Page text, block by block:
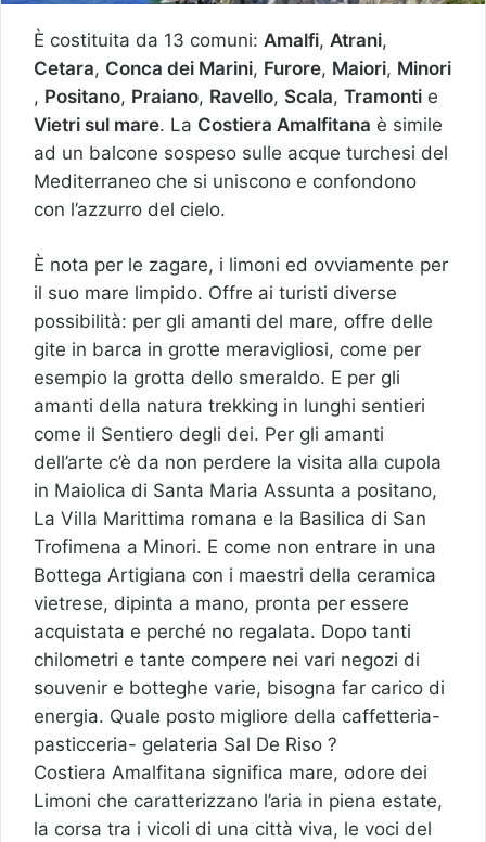
È costituita da 13 comuni: Amalfi, Atrani,
Cetara, Conca dei Marini, Furore, Maiori, Minori
, Positano, Praiano, Ravello, Scala, Tramonti e
Vietri sul mare. La Costiera Amalfitana è simile
ad un balcone sospeso sulle acque turchesi del
Mediterraneo che si uniscono e confondono
con l’azzurro del cielo.
È nota per le zagare, i limoni ed ovviamente per
il suo mare limpido. Offre ai turisti diverse
possibilità: per gli amanti del mare, offre delle
gite in barca in grotte meravigliosi, come per
esempio la grotta dello smeraldo. E per gli
amanti della natura trekking in lunghi sentieri
come il Sentiero degli dei. Per gli amanti
dell’arte c’è da non perdere la visita alla cupola
in Maiolica di Santa Maria Assunta a positano,
La Villa Marittima romana e la Basilica di San
Trofimena a Minori. E come non entrare in una
Bottega Artigiana con i maestri della ceramica
vietrese, dipinta a mano, pronta per essere
acquistata e perché no regalata. Dopo tanti
chilometri e tante compere nei vari negozi di
souvenir e botteghe varie, bisogna far carico di
energia. Quale posto migliore della caffetteria-
pasticceria- gelateria Sal De Riso ?
Costiera Amalfitana significa mare, odore dei
Limoni che caratterizzano l’aria in piena estate,
la corsa tra i vicoli di una città viva, le voci del